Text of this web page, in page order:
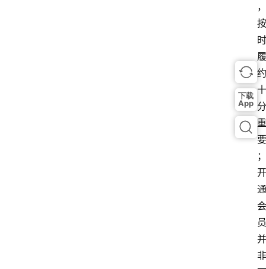
，
按
时
履
约
十
分
重
要
；
开
通
会
员
并
非
下载
App